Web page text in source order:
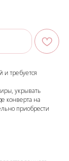
требуется
укрывать
конверта на
приобрести